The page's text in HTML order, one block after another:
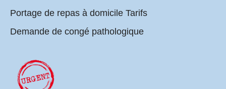
Portage de repas à domicile Tarifs
Demande de congé pathologique